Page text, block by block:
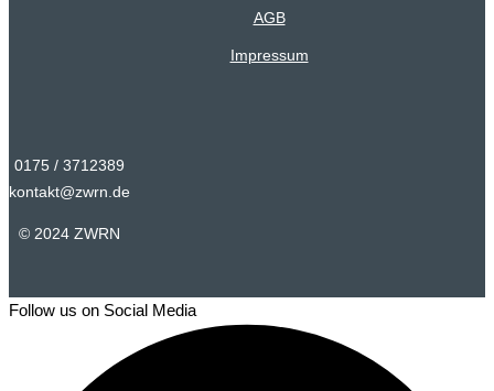
AGB
Impressum
0175 / 3712389
kontakt@zwrn.de
© 2024 ZWRN
Follow us on Social Media